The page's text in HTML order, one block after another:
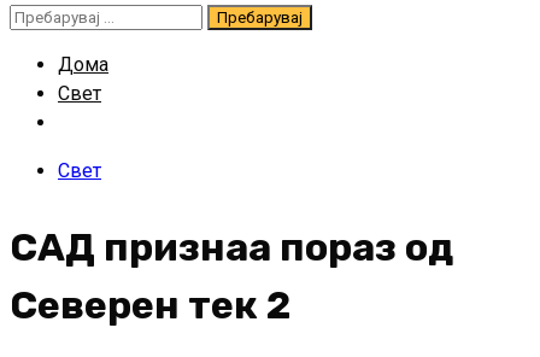
Пребарувај
Дома
Свет
Свет
САД признаа пораз од
Северен тек 2